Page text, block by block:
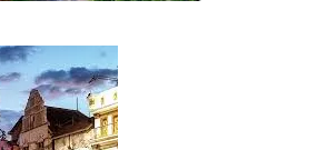
: Low Season 2026